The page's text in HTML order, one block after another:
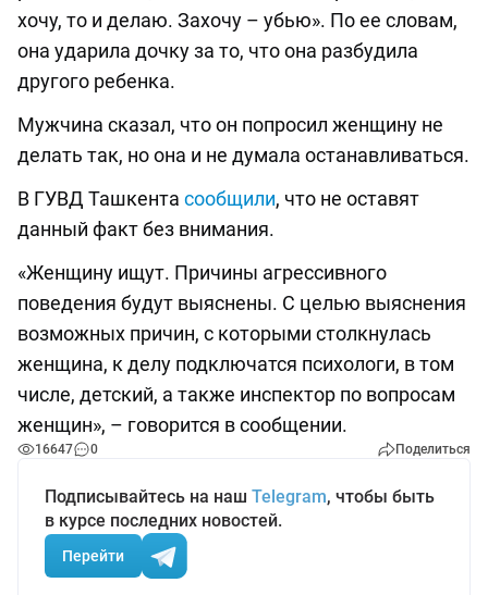
хочу, то и делаю. Захочу – убью». По ее словам,
она ударила дочку за то, что она разбудила
другого ребенка.
Мужчина сказал, что он попросил женщину не
делать так, но она и не думала останавливаться.
В ГУВД Ташкента сообщили, что не оставят
данный факт без внимания.
«Женщину ищут. Причины агрессивного
поведения будут выяснены. С целью выяснения
возможных причин, с которыми столкнулась
женщина, к делу подключатся психологи, в том
числе, детский, а также инспектор по вопросам
женщин», – говорится в сообщении.
16647 0 Поделиться
Подписывайтесь на наш Telegram, чтобы быть
в курсе последних новостей.
Перейти